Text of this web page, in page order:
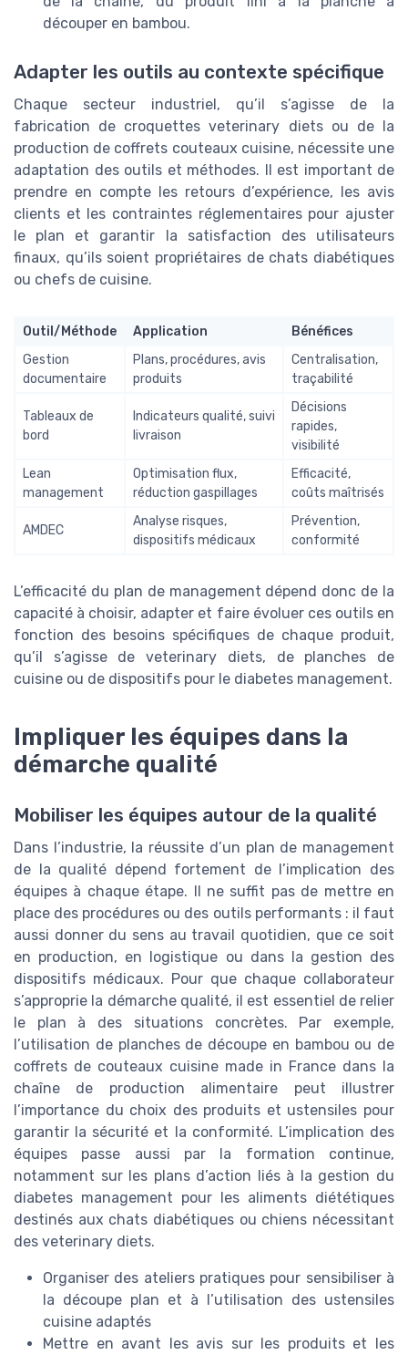
découper en bambou.
Adapter les outils au contexte spécifique
Chaque secteur industriel, qu’il s’agisse de la
fabrication de croquettes veterinary diets ou de la
production de coffrets couteaux cuisine, nécessite une
adaptation des outils et méthodes. Il est important de
prendre en compte les retours d’expérience, les avis
clients et les contraintes réglementaires pour ajuster
le plan et garantir la satisfaction des utilisateurs
finaux, qu’ils soient propriétaires de chats diabétiques
ou chefs de cuisine.
Outil/Méthode Application
Bénéfices
Gestion
documentaire
Plans, procédures, avis
produits
Centralisation,
traçabilité
Tableaux de
bord
Indicateurs qualité, suivi
livraison
Décisions
rapides,
visibilité
Lean
management
Optimisation flux,
réduction gaspillages
Efficacité,
coûts maîtrisés
AMDEC
Analyse risques,
dispositifs médicaux
Prévention,
conformité
L’efficacité du plan de management dépend donc de la
capacité à choisir, adapter et faire évoluer ces outils en
fonction des besoins spécifiques de chaque produit,
qu’il s’agisse de veterinary diets, de planches de
cuisine ou de dispositifs pour le diabetes management.
Impliquer les équipes dans la
démarche qualité
Mobiliser les équipes autour de la qualité
Dans l’industrie, la réussite d’un plan de management
de la qualité dépend fortement de l’implication des
équipes à chaque étape. Il ne suffit pas de mettre en
place des procédures ou des outils performants : il faut
aussi donner du sens au travail quotidien, que ce soit
en production, en logistique ou dans la gestion des
dispositifs médicaux. Pour que chaque collaborateur
s’approprie la démarche qualité, il est essentiel de relier
le plan à des situations concrètes. Par exemple,
l’utilisation de planches de découpe en bambou ou de
coffrets de couteaux cuisine made in France dans la
chaîne de production alimentaire peut illustrer
l’importance du choix des produits et ustensiles pour
garantir la sécurité et la conformité. L’implication des
équipes passe aussi par la formation continue,
notamment sur les plans d’action liés à la gestion du
diabetes management pour les aliments diététiques
destinés aux chats diabétiques ou chiens nécessitant
des veterinary diets.
Organiser des ateliers pratiques pour sensibiliser à
la découpe plan et à l’utilisation des ustensiles
cuisine adaptés
Mettre en avant les avis sur les produits et les